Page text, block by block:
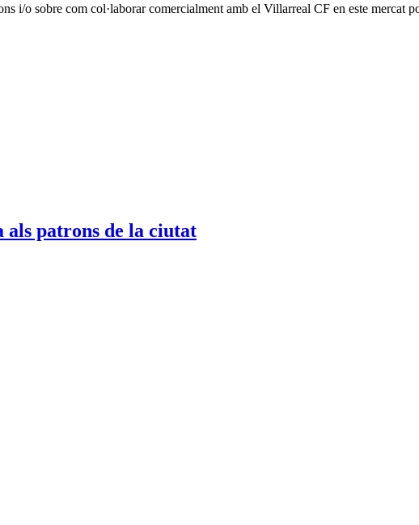
i/o sobre com col·laborar comercialment amb el Villarreal CF en este mercat
patrons de la ciutat